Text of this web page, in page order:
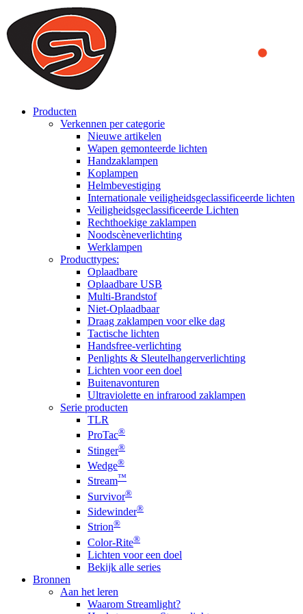
We use cookies to ensure that we provide you the best experience
you a better experience. To learn more or to find out how you can
ACCEPT AND CLOSE
Producten
Verkennen per categorie
Nieuwe artikelen
Wapen gemonteerde lichten
Handzaklampen
Koplampen
Helmbevestiging
Internationale veiligheidsgeclassificeerde lichten
Veiligheidsgeclassificeerde Lichten
Rechthoekige zaklampen
Noodscèneverlichting
Werklampen
Producttypes:
Oplaadbare
Oplaadbare USB
Multi-Brandstof
Niet-Oplaadbaar
Draag zaklampen voor elke dag
Tactische lichten
Handsfree-verlichting
Penlights & Sleutelhangerverlichting
Lichten voor een doel
Buitenavonturen
Ultraviolette en infrarood zaklampen
Serie producten
TLR
ProTac®
Stinger®
Wedge®
Stream™
Survivor®
Sidewinder®
Strion®
Color-Rite®
Lichten voor een doel
Bekijk alle series
Bronnen
Aan het leren
Waarom Streamlight?